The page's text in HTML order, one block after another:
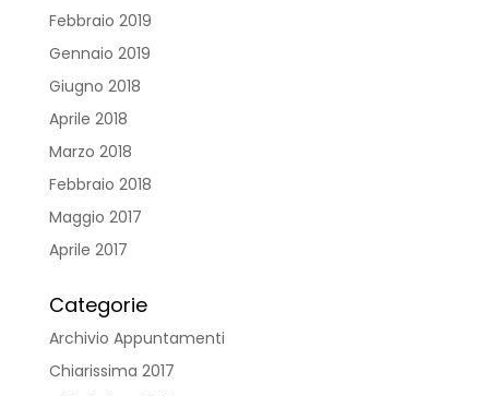
Febbraio 2019
Gennaio 2019
Giugno 2018
Aprile 2018
Marzo 2018
Febbraio 2018
Maggio 2017
Aprile 2017
Categorie
Archivio Appuntamenti
Chiarissima 2017